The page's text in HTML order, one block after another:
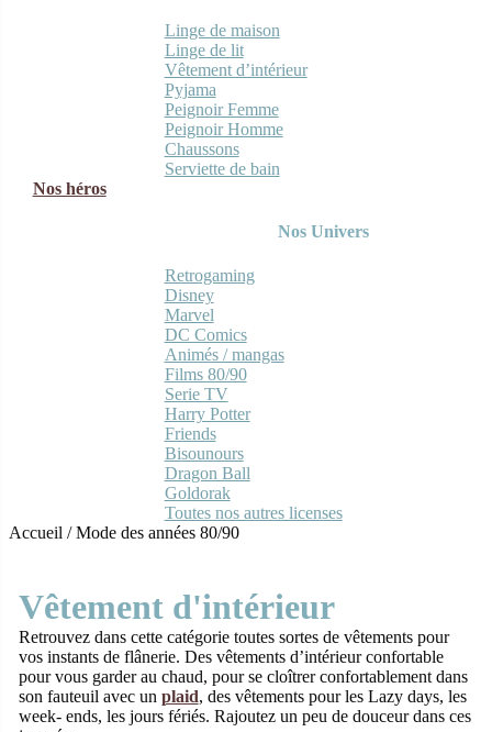
Linge de maison
Linge de lit
Vêtement d’intérieur
Pyjama
Peignoir Femme
Peignoir Homme
Chaussons
Serviette de bain
Nos héros
Nos Univers
Retrogaming
Disney
Marvel
DC Comics
Animés / mangas
Films 80/90
Serie TV
Harry Potter
Friends
Bisounours
Dragon Ball
Goldorak
Toutes nos autres licenses
Accueil /Mode des années 80/90
Vêtement d'intérieur
Retrouvez dans cette catégorie toutes sortes de vêtements pour
vos instants de flânerie. Des vêtements d’intérieur confortable
pour vous garder au chaud, pour se cloîtrer confortablement dans
son fauteuil avec un plaid, des vêtements pour les Lazy days, les
week- ends, les jours fériés. Rajoutez un peu de douceur dans ces